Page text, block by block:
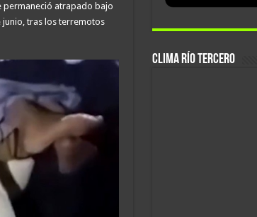
permaneció atrapado bajo
junio, tras los terremotos
CLIMA Río Tercero